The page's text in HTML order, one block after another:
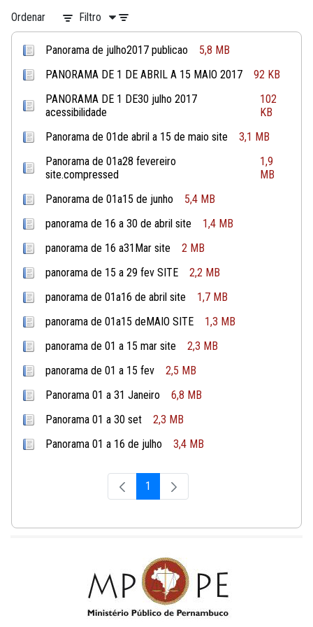
Ordenar Filtro
Panorama de julho2017 publicao
5,8 MB
PANORAMA DE 1 DE ABRIL A 15 MAIO 2017
92 KB
PANORAMA DE 1 DE30 julho 2017
acessibilidade
102
KB
Panorama de 01de abril a 15 de maio site
3,1 MB
Panorama de 01a28 fevereiro
site.compressed
1,9
MB
Panorama de 01a15 de junho
5,4 MB
panorama de 16 a 30 de abril site
1,4 MB
panorama de 16 a31Mar site
2 MB
panorama de 15 a 29 fev SITE
2,2 MB
panorama de 01a16 de abril site
1,7 MB
panorama de 01a15 deMAIO SITE
1,3 MB
panorama de 01 a 15 mar site
2,3 MB
panorama de 01 a 15 fev
2,5 MB
Panorama 01 a 31 Janeiro
6,8 MB
Panorama 01 a 30 set
2,3 MB
Panorama 01 a 16 de julho
3,4 MB
Página
1